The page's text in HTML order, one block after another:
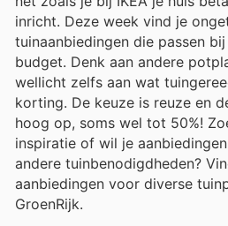
inricht. Deze week vind je
tuinaanbiedingen die passen
budget. Denk aan andere
wellicht zelfs aan wat
korting. De keuze is reuze en
hoog op, soms wel tot 50%!
inspiratie of wil je
andere tuinbenodigdheden?
aanbiedingen voor diverse
GroenRijk.